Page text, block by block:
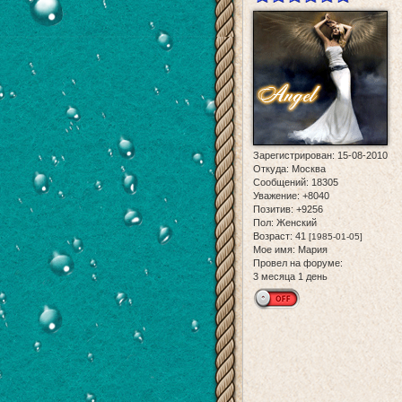
Зарегистрирован: 15-08-2010
Откуда: Москва
Сообщений: 18305
Уважение: +8040
Позитив: +9256
Пол: Женский
Возраст:41 [1985-01-05]
Мое имя: Мария
Провел на форуме:
3 месяца 1 день